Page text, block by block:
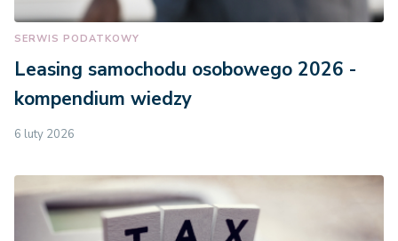
SERWIS PODATKOWY
Leasing samochodu osobowego 2026 -
kompendium wiedzy
6 luty 2026